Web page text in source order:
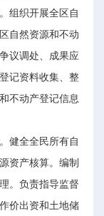
组织开展全区自
自然资源和不动
议调处、成果应
记资料收集、整
不动产登记信息
健全全民所有自
资产核算。编制
。负责指导监督
价出资和土地储